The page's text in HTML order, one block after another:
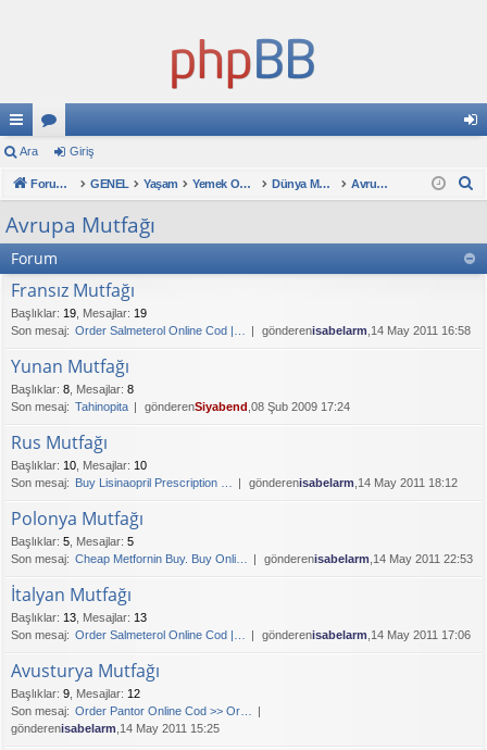
ızl
ba
ğl
an
tıl
ar
u ş
Ara Giriş
Forum ana sayfa GENEL Yaşam Yemek Odası Dünya Mutfakları Avrupa Mutfağı
Avrupa Mutfağı
Forum
Fransız Mutfağı
Başlıklar: 19 Mesajlar: 19
Son mesaj: Order Salmeterol Online Cod |… gönderenisabelarm ,14 May 2011 16:58
Yunan Mutfağı
Başlıklar: 8 Mesajlar: 8
Son mesaj: Tahinopita gönderenSiyabend ,08 Şub 2009 17:24
Rus Mutfağı
Başlıklar: 10 Mesajlar: 10
Son mesaj: Buy Lisinaopril Prescription … gönderenisabelarm ,14 May 2011 18:12
Polonya Mutfağı
Başlıklar: 5 Mesajlar: 5
Son mesaj: Cheap Metfornin Buy. Buy Onli… gönderenisabelarm ,14 May 2011 22:53
İtalyan Mutfağı
Başlıklar: 13 Mesajlar: 13
Son mesaj: Order Salmeterol Online Cod |… gönderenisabelarm ,14 May 2011 17:06
Avusturya Mutfağı
Başlıklar: 9 Mesajlar: 12
Son mesaj: Order Pantor Online Cod >> Or…
gönderenisabelarm ,14 May 2011 15:25